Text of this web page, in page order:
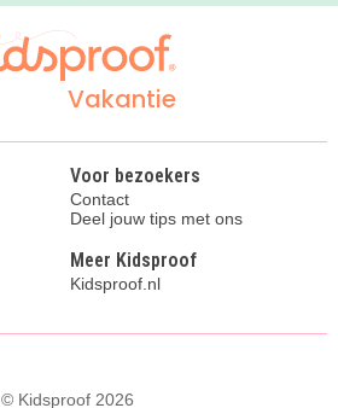
Vakantie
Voor bezoekers
Contact
Deel jouw tips met ons
Meer Kidsproof
Kidsproof.nl
© Kidsproof 2026